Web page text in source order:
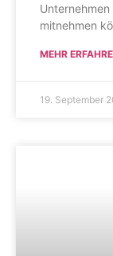
mitnehmen
MEHR
19. September